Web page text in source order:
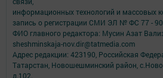
информационных технологий и массовых
запись о регистрации СМИ ЭЛ № ФС 77 -
ФИО главного редактора: Мусин Азат
sheshminskaja-nov.dir@tatmedia.com
Адрес редакции: 423190, Российская
Татарстан, Новошешминский район,
д.102.